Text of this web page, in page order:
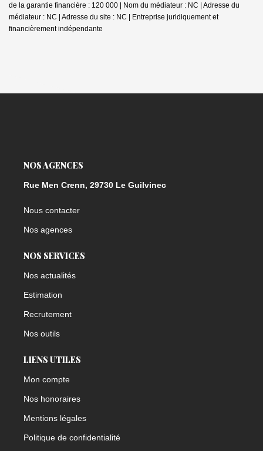
de la garantie financière : 120 000 | Nom du médiateur : NC | Adresse du
médiateur : NC | Adresse du site : NC | Entreprise juridiquement et
financièrement indépendante
NOS AGENCES
Rue Men Crenn, 29730 Le Guilvinec
Nous contacter
Nos agences
NOS SERVICES
Nos actualités
Estimation
Recrutement
Nos outils
LIENS UTILES
Mon compte
Nos honoraires
Mentions légales
Politique de confidentialité